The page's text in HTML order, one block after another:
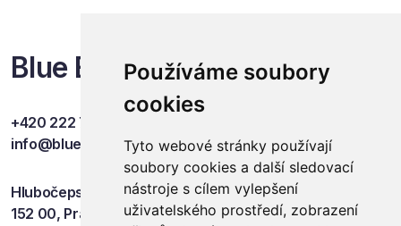
Používáme soubory
cookies
Tyto webové stránky používají
soubory cookies a další sledovací
nástroje s cílem vylepšení
uživatelského prostředí, zobrazení
Blue Events
+420 222 749 841
info@blueevents.eu
Hlubočepská 701/38c
152 00, Praha 5